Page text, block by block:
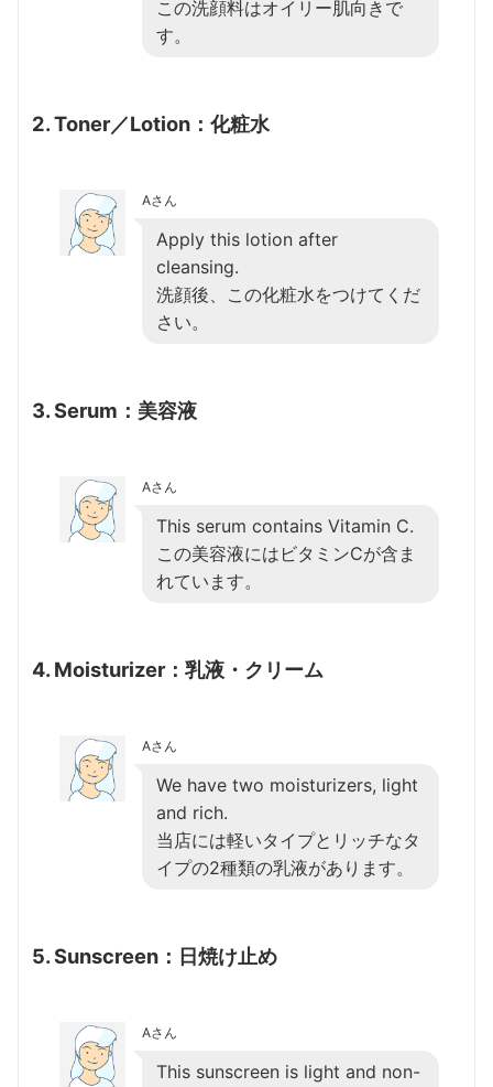
この洗顔料はオイリー肌向きで
す。
2. Toner／Lotion：化粧水
Aさん
Apply this lotion after
cleansing.
洗顔後、この化粧水をつけてくだ
さい。
3. Serum：美容液
Aさん
This serum contains Vitamin C.
この美容液にはビタミンCが含ま
れています。
4. Moisturizer：乳液・クリーム
Aさん
We have two moisturizers, light
and rich.
当店には軽いタイプとリッチなタ
イプの2種類の乳液があります。
5. Sunscreen：日焼け止め
Aさん
This sunscreen is light and non-